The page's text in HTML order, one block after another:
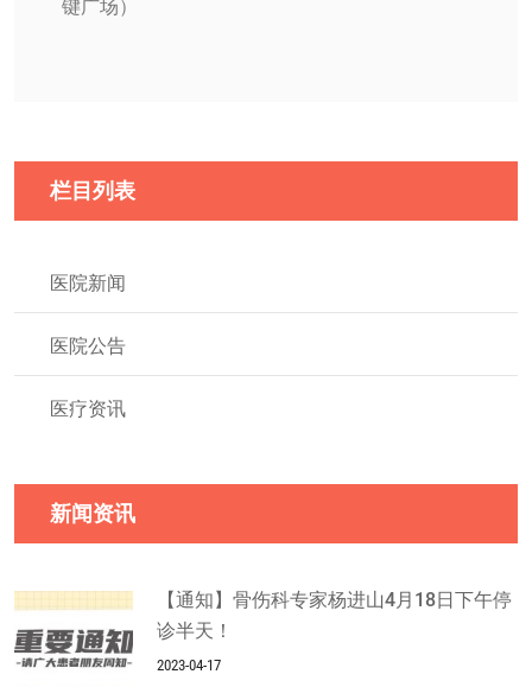
键广场）
栏目列表
医院新闻
医院公告
医疗资讯
新闻资讯
【通知】骨伤科专家杨进山4月18日下午停
诊半天！
2023-04-17